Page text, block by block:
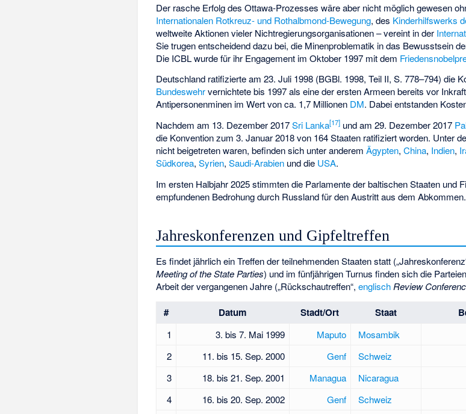
Der rasche Erfolg des Ottawa-Prozesses wäre aber nicht möglich gewesen
Internationalen Rotkreuz- und Rothalbmond-Bewegung, des Kinderhilfswerks
weltweite Aktionen vieler Nichtregierungsorganisationen – vereint in der
Sie trugen entscheidend dazu bei, die Minenproblematik in das Bewusstsein
Die ICBL wurde für ihr Engagement im Oktober 1997 mit dem
Deutschland ratifizierte am 23. Juli 1998 (BGBl. 1998, Teil II, S. 778–794) die
Bundeswehrvernichtete bis 1997 als eine der ersten Armeen bereits vor
Antipersonenminen im Wert von ca. 1,7 Millionen DM. Dabei entstanden
Nachdem am 13. Dezember 2017Sri Lanka[17] und am 29. Dezember 2017
die Konvention zum 3. Januar 2018 von 164 Staaten ratifiziert worden. Unter
nicht beigetreten waren, befinden sich unter anderemÄgypten,China, Indien,
Südkorea,Syrien,Saudi-Arabien und die USA.
Im ersten Halbjahr 2025 stimmten die Parlamente der baltischen Staaten und
empfundenen Bedrohung durch Russland für den Austritt aus dem Abkommen.
Jahreskonferenzen und Gipfeltreffen
Es findet jährlich ein Treffen der teilnehmenden Staaten statt
Meeting of the State Parties) und im fünfjährigen Turnus finden sich die
Arbeit der vergangenen Jahre („Rückschautreffen“,englisch Review
# Datum Stadt/Ort Staat
1 3. bis 7. Mai 1999 Maputo Mosambik
2
11. bis 15. Sep. 2000 Genf Schweiz
3
18. bis 21. Sep. 2001 Managua Nicaragua
4
16. bis 20. Sep. 2002 Genf Schweiz